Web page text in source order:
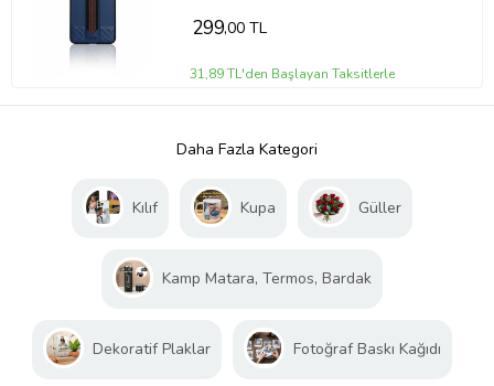
299,00 TL
31,89 TL'den Başlayan Taksitlerle
Daha Fazla Kategori
Kılıf Kupa Güller
Kamp Matara, Termos, Bardak
Dekoratif Plaklar Fotoğraf Baskı Kağıdı